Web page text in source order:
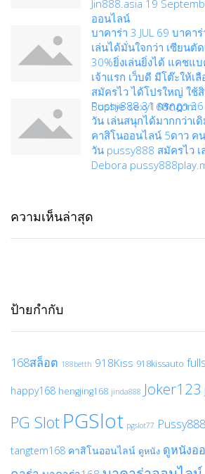
Jin888.asia 19
ออนไลน์
บาคาร่า 3 JUL 69 บาคา
เล่นได้มั่นใจกว่า เซียนตั
30%ยิ่งเล่นยิ่งได้ แคชแ
เจ้าแรก เว็บดี มีโต๊ะให้เ
สมัครไว ได้โปรใหญ่ ใช้
Sophie sexy168c.com
Pussy888 31 กรกฎา
วัน เล่นสนุกได้มากกว่าเ
คาสิโนออนไลน์ 5ดาว ค
วัน pussy888 สมัครไว
Debora
ความเห็นล่าสุด
ป้ายกำกับ
168สล็อต 188betth 918Kiss 918kissauto
happy168 hengjing168 jinda888 Joker123
PG Slot PGSlot pgslot77 Pussy888
tangtem168 คาสิโนออนไลน์ ดูหนัง ดูหนังอ